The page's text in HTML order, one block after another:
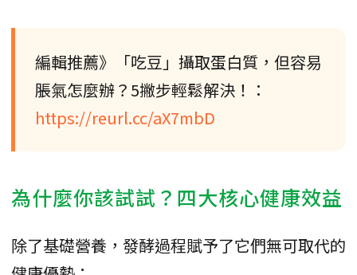
編輯推薦》「吃豆」攝取蛋白質，但容易
脹氣怎麼辦？5撇步輕鬆解決！：
https://reurl.cc/aX7mbD
為什麼你該試試？四大核心健康效益
除了基礎營養，發酵過程賦予了它們無可取代的